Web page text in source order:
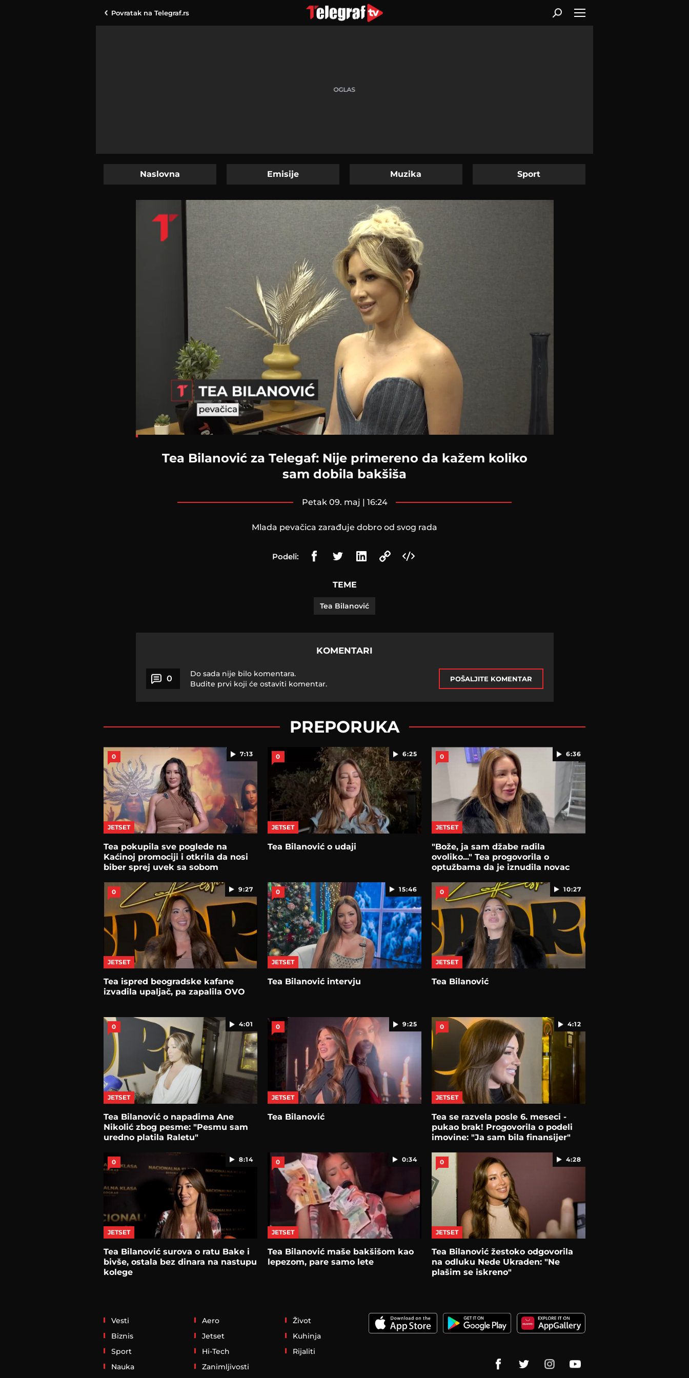
Povratak na Telegraf.rs
Naslovna Emisije Muzika Sport
Tea Bilanović za Telegaf: Nije primereno da kažem koliko
sam dobila bakšiša
petak 09. maj | 16:24
Mlada pevačica zarađuje dobro od svog rada
Podeli:
TEME
Tea Bilanović
KOMENTARI
0
Do sada nije bilo komentara.
Budite prvi koji će ostaviti komentar.
POŠALJITE KOMENTAR
PREPORUKA
7:13
0
JETSET
Tea pokupila sve poglede na
Kaćinoj promociji i otkrila da nosi
biber sprej uvek sa sobom
6:25
0
JETSET
Tea Bilanović o udaji
6:36
0
JETSET
"Bože, ja sam džabe radila
ovoliko..." Tea progovorila o
optužbama da je iznudila novac
9:27
0
JETSET
Tea ispred beogradske kafane
izvadila upaljač, pa zapalila OVO
15:46
0
JETSET
Tea Bilanović intervju
10:27
0
JETSET
Tea Bilanović
4:01
0
JETSET
Tea Bilanović o napadima Ane
Nikolić zbog pesme: "Pesmu sam
uredno platila Raletu"
9:25
0
JETSET
Tea Bilanović
4:12
0
JETSET
Tea se razvela posle 6. meseci -
pukao brak! Progovorila o podeli
imovine: "Ja sam bila finansijer"
8:14
0
JETSET
Tea Bilanović surova o ratu Bake i
bivše, ostala bez dinara na nastupu
kolege
0:34
0
JETSET
Tea Bilanović maše bakšišom kao
lepezom, pare samo lete
4:28
0
JETSET
Tea Bilanović žestoko odgovorila
na odluku Nede Ukraden: "Ne
plašim se iskreno"
Vesti
Biznis
Sport
Nauka
Aero
Jetset
Hi-Tech
Zanimljivosti
Život
Kuhinja
Rijaliti